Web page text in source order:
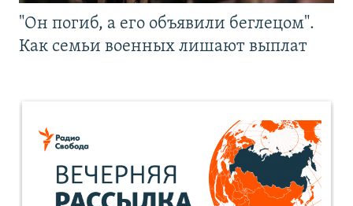
"Он погиб, а его объявили беглецом".
Как семьи военных лишают выплат